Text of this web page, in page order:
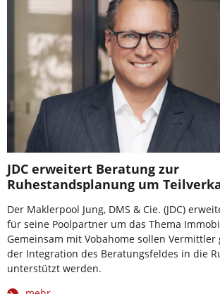
JDC erweitert Beratung zur
Ruhestandsplanung um
Der Maklerpool Jung, DMS & Cie. (JDC)
für seine Poolpartner um das Thema
Gemeinsam mit Vobahome sollen
der Integration des Beratungsfeldes in die
unterstützt werden.